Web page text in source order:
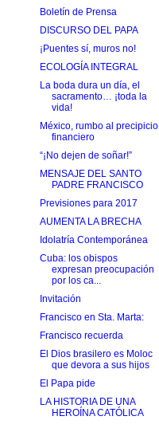
Boletín de Prensa
DISCURSO DEL PAPA
¡Puentes sí, muros no!
ECOLOGÍA INTEGRAL
La boda dura un día, el
sacramento… ¡toda la
vida!
México, rumbo al precipicio
financiero
“¡No dejen de soñar!”
MENSAJE DEL SANTO
PADRE FRANCISCO
Previsiones para 2017
AUMENTA LA BRECHA
Idolatría Contemporánea
Cuba: los obispos
expresan preocupación
por los ca...
Invitación
Francisco en Sta. Marta:
Francisco recuerda
El Dios brasilero es Moloc
que devora a sus hijos
El Papa pide
LA HISTORIA DE UNA
HEROÍNA CATÓLICA